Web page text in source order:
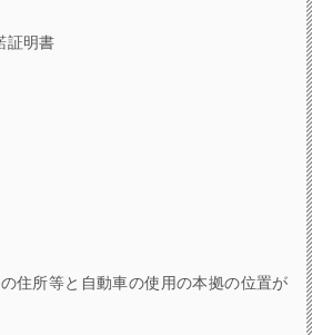
証明書
住所等と自動車の使用の本拠の位置が